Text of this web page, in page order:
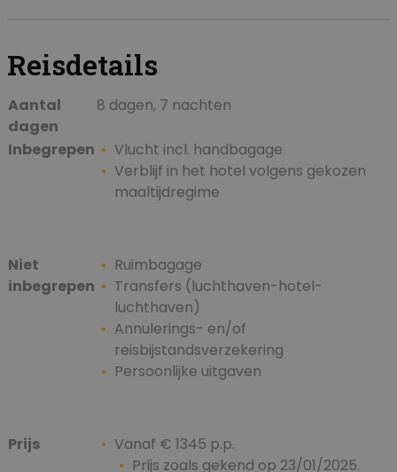
Reisdetails
Aantal
dagen
8 dagen, 7 nachten
Inbegrepen
Vlucht incl. handbagage
Verblijf in het hotel volgens gekozen
maaltijdregime
Niet
inbegrepen
Ruimbagage
Transfers (luchthaven-hotel-
luchthaven)
Annulerings- en/of
reisbijstandsverzekering
Persoonlijke uitgaven
Prijs
Vanaf € 1345 p.p.
Prijs zoals gekend op 23/01/2025.